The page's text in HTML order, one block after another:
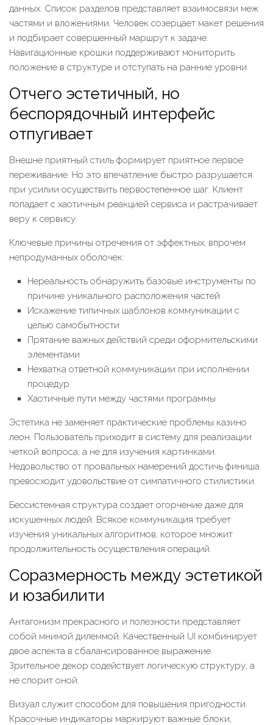
данных. Список разделов представляет взаимосвязи меж
частями и вложениями. Человек созерцает макет решения
и подбирает совершенный маршрут к задаче.
Навигационные крошки поддерживают мониторить
положение в структуре и отступать на ранние уровни.
Отчего эстетичный, но
беспорядочный интерфейс
отпугивает
Внешне приятный стиль формирует приятное первое
переживание. Но это впечатление быстро разрушается
при усилии осуществить первостепенное шаг. Клиент
попадает с хаотичным реакцией сервиса и растрачивает
веру к сервису.
Ключевые причины отречения от эффектных, впрочем
непродуманных оболочек:
Нереальность обнаружить базовые инструменты по
причине уникального расположения частей
Искажение типичных шаблонов коммуникации с
целью самобытности
Прятание важных действий среди оформительскими
элементами
Нехватка ответной коммуникации при исполнении
процедур
Хаотичные пути между частями программы
Эстетика не заменяет практические проблемы казино
леон. Пользователь приходит в систему для реализации
четкой вопроса, а не для изучения картинками.
Недовольство от провальных намерений достичь финиша
превосходит удовольствие от симпатичного стилистики.
Бессистемная структура создает огорчение даже для
искушенных людей. Всякое коммуникация требует
изучения уникальных алгоритмов, которое множит
продолжительность осуществления операций.
Соразмерность между эстетикой
и юзабилити
Антагонизм прекрасного и полезности представляет
собой мнимой дилеммой. Качественный UI комбинирует
двое аспекта в сбалансированное выражение.
Зрительное декор содействует логическую структуру, а
не спорит оной.
Визуал служит способом для повышения пригодности.
Красочные индикаторы маркируют важные блоки,